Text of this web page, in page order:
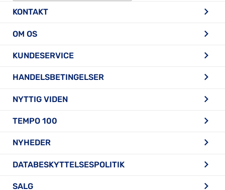
KONTAKT
OM OS
KUNDESERVICE
HANDELSBETINGELSER
NYTTIG VIDEN
TEMPO 100
NYHEDER
DATABESKYTTELSESPOLITIK
SALG